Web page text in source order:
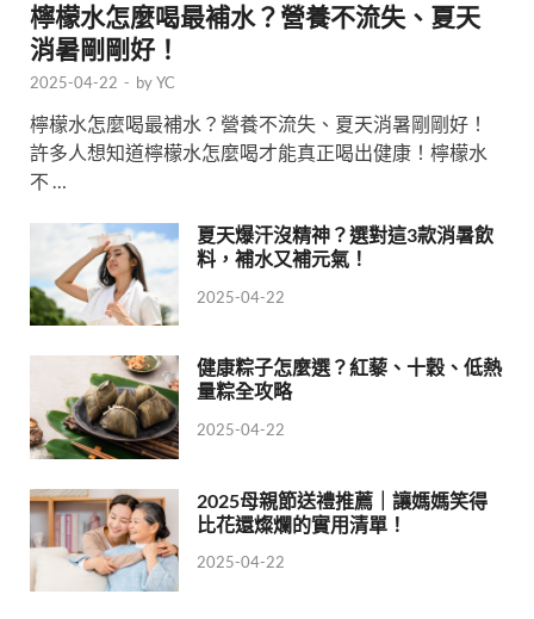
檸檬水怎麼喝最補水？營養不流失、夏天
消暑剛剛好！
2025-04-22 - byYC
檸檬水怎麼喝最補水？營養不流失、夏天消暑剛剛好！
許多人想知道檸檬水怎麼喝才能真正喝出健康！檸檬水
不 …
夏天爆汗沒精神？選對這3款消暑飲
料，補水又補元氣！
2025-04-22
健康粽子怎麼選？紅藜、十穀、低熱
量粽全攻略
2025-04-22
2025母親節送禮推薦｜讓媽媽笑得
比花還燦爛的實用清單！
2025-04-22